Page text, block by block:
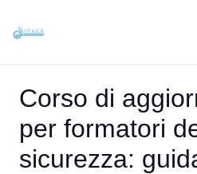
Corso di
per formatori
sicurezza: